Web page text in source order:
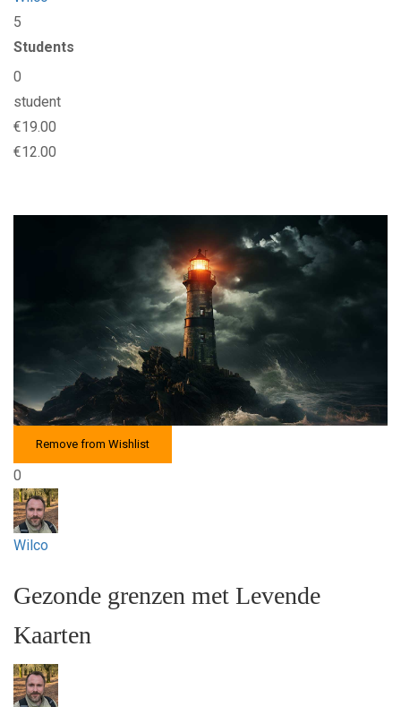
5
Students
0
student
€19.00
€12.00
Remove from Wishlist
0
Wilco
Gezonde grenzen met Levende
Kaarten